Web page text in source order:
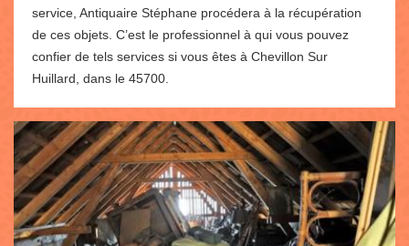
service, Antiquaire Stéphane procédera à la récupération
de ces objets. C’est le professionnel à qui vous pouvez
confier de tels services si vous êtes à Chevillon Sur
Huillard, dans le 45700.